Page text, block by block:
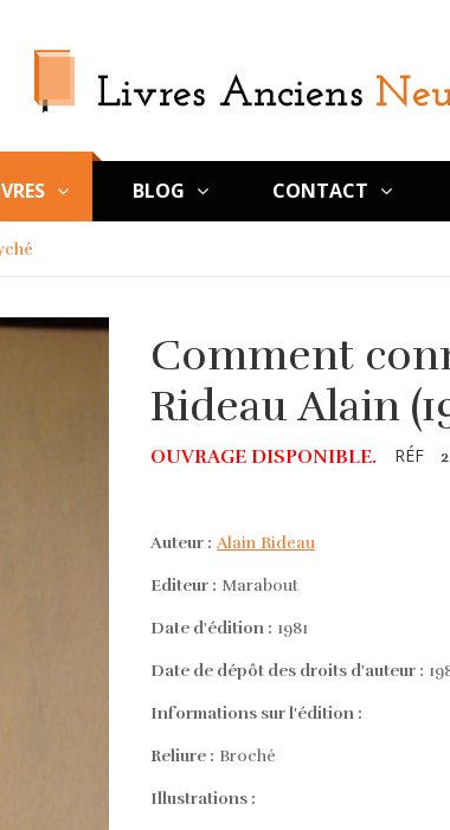
BLOG CONTACT
Comment
Rideau Alain
OUVRAGE DISPONIBLE. RÉF
Auteur : Alain Rideau
Editeur : Marabout
Date d'édition : 1981
Date de dépôt des droits d'auteur :
Informations sur l'édition :
Reliure : Broché
Illustrations :